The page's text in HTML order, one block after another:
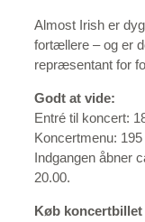
Almost Irish er
fortællere – og er
repræsentant for
Godt at vide:
Entré til koncert:
Koncertmenu: 195
Indgangen åbner
20.00.
Køb koncertbillet